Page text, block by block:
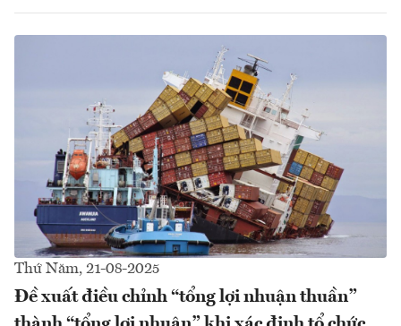
Thứ Năm, 21-08-2025
Đề xuất điều chỉnh “tổng lợi nhuận thuần”